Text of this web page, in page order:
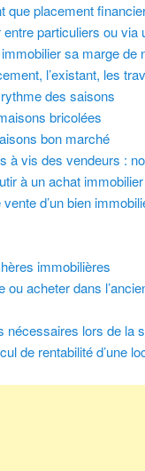
que placement
particuliers ou via
sa marge de
l’existant, les
des saisons
bricolées
bon marché
à vis des vendeurs :
à un achat
d’un bien
immobilières
acheter dans
lors de la
de rentabilité d’une